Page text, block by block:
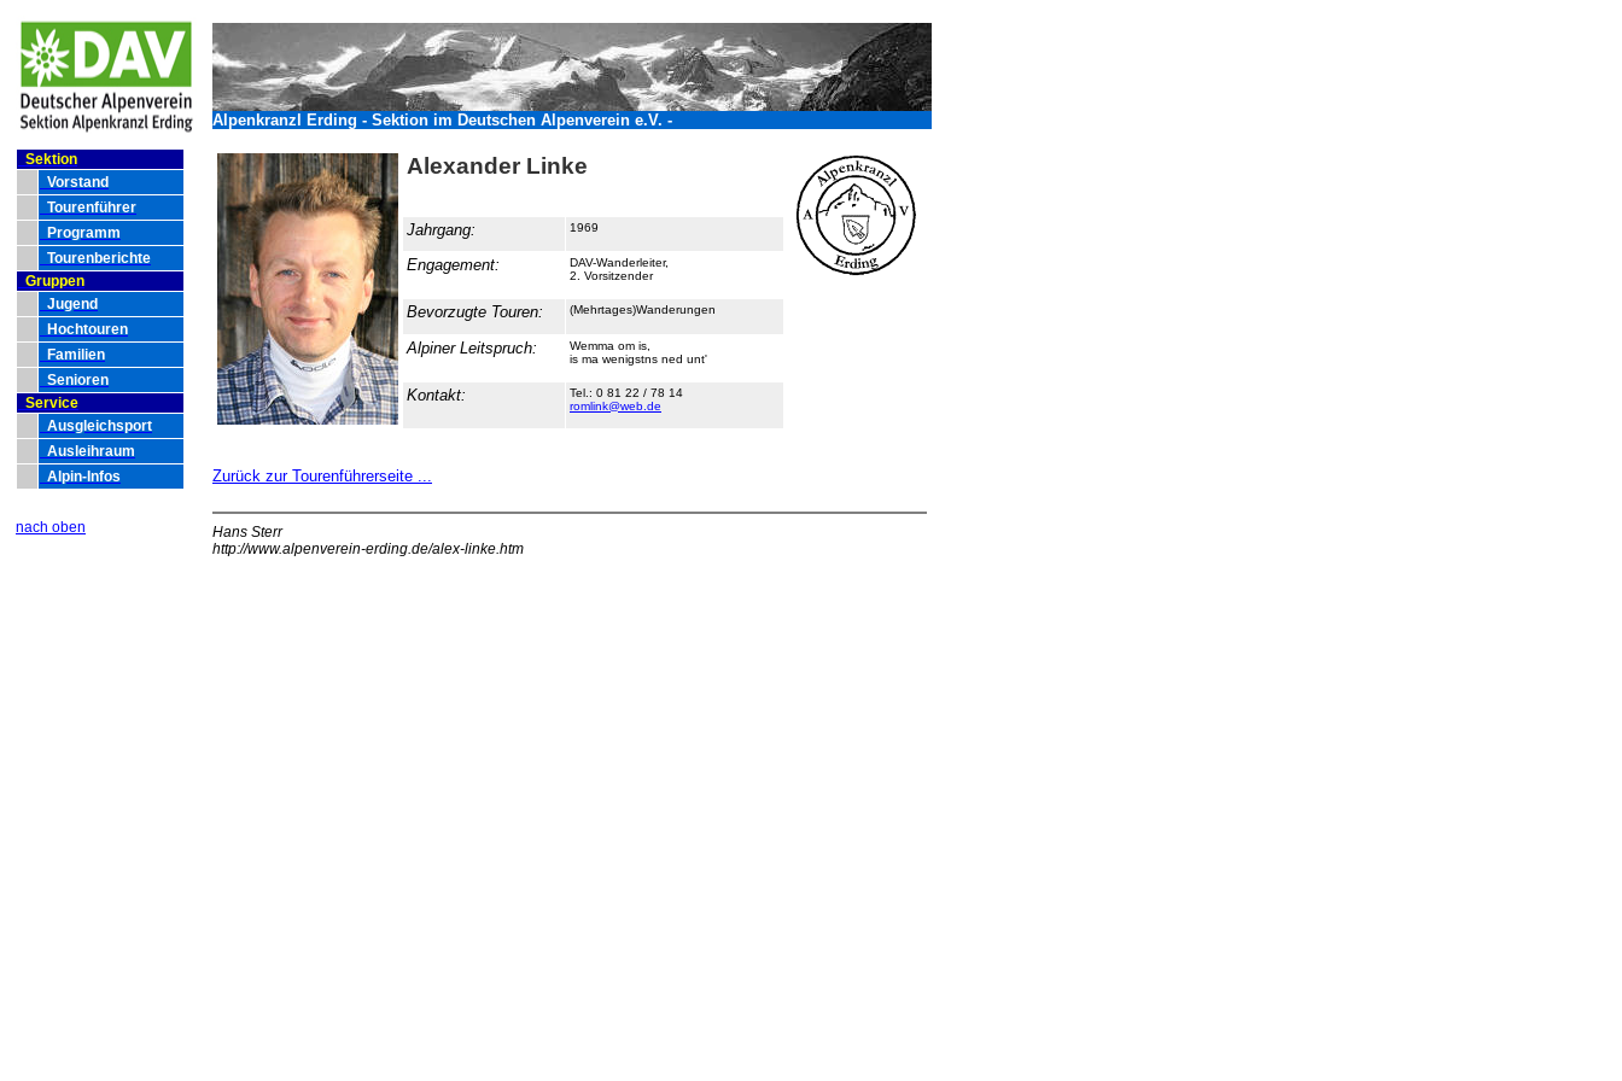
Alpenkranzl Erding - Sektion im Deutschen Alpenverein e.V. -
Sektion
Vorstand
Tourenführer
Programm
Tourenberichte
Gruppen
Jugend
Hochtouren
Familien
Senioren
Service
Ausgleichsport
Ausleihraum
Alpin-Infos
Alexander Linke
Jahrgang: 1969
Engagement:
DAV-Wanderleiter,
2. Vorsitzender
Bevorzugte Touren: (Mehrtages)Wanderungen
Alpiner Leitspruch:
Wemma om is,
is ma wenigstns ned unt'
Kontakt:
Tel.: 0 81 22 / 78 14
romlink@web.de
Zurück zur Tourenführerseite ...
nach oben
Hans Sterr
http://www.alpenverein-erding.de/alex-linke.htm